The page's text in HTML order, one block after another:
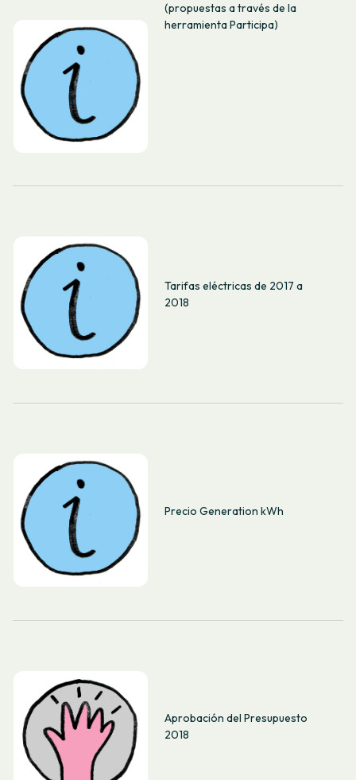
(propuestas a través de la
herramienta Participa)
Tarifas eléctricas de 2017 a
2018
Precio Generation kWh
Aprobación del Presupuesto
2018